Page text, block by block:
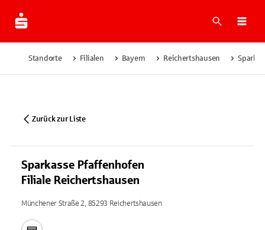
Suche
Standorte Filialen Bayern Reichertshausen
Zurück zur Liste
Sparkasse Pfaffenhofen
Filiale Reichertshausen
Münchener Straße 2, 85293 Reichertshausen